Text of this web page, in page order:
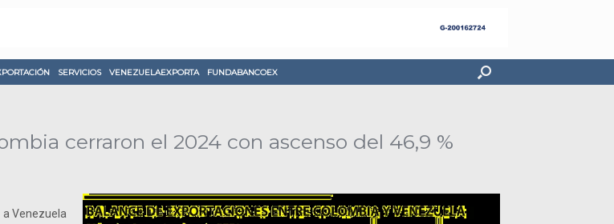
SERVICIOS VENEZUELAEXPORTA FUNDABANCOEX
cerraron el 2024 con ascenso del 46,9 %
a Venezuela